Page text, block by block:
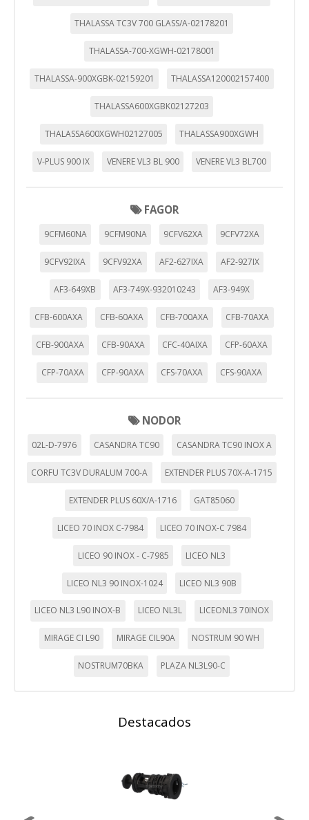
THALASSA TC3V 700 GLASS/A-02178201
THALASSA-700-XGWH-02178001
THALASSA-900XGBK-02159201 THALASSA120002157400
THALASSA600XGBK02127203
THALASSA600XGWH02127005 THALASSA900XGWH
V-PLUS 900 IX VENERE VL3 BL 900 VENERE VL3 BL700
FAGOR
9CFM60NA 9CFM90NA 9CFV62XA 9CFV72XA
9CFV92IXA 9CFV92XA AF2-627IXA AF2-927IX
AF3-649XB AF3-749X-932010243 AF3-949X
CFB-600AXA CFB-60AXA CFB-700AXA CFB-70AXA
CFB-900AXA CFB-90AXA CFC-40AIXA CFP-60AXA
CFP-70AXA CFP-90AXA CFS-70AXA CFS-90AXA
NODOR
02L-D-7976 CASANDRA TC90 CASANDRA TC90 INOX A
CORFU TC3V DURALUM 700-A EXTENDER PLUS 70X-A-1715
EXTENDER PLUS 60X/A-1716 GAT85060
LICEO 70 INOX C-7984 LICEO 70 INOX-C 7984
LICEO 90 INOX - C-7985 LICEO NL3
LICEO NL3 90 INOX-1024 LICEO NL3 90B
LICEO NL3 L90 INOX-B LICEO NL3L LICEONL3 70INOX
MIRAGE CI L90 MIRAGE CIL90A NOSTRUM 90 WH
NOSTRUM70BKA PLAZA NL3L90-C
Destacados
política de cookies